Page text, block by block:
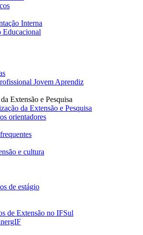
Interna
Educacional
Jovem Aprendiz
Extensão e Pesquisa
da Extensão e Pesquisa
orientadores
e cultura
de estágio
de Extensão no IFSul